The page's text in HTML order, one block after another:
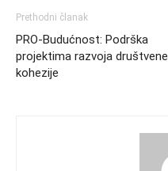
Prethodni članak
PRO-Budućnost: Podrška
projektima razvoja društvene
kohezije